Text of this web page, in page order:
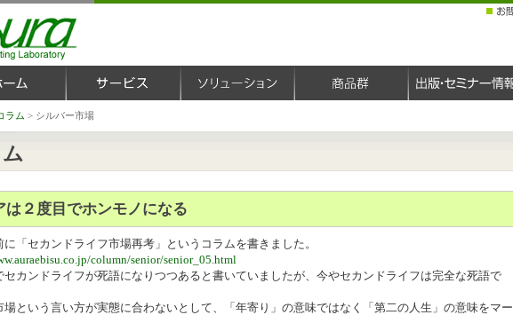
ラム > シルバー市場
は２度目でホンモノになる
に「セカンドライフ市場再考」というコラムを書きました。
column/senior/senior_05.html
セカンドライフが死語になりつつあると書いていましたが、今やセカンドライフは完全な死語で
場という言い方が実態に合わないとして、「年寄り」の意味ではなく「第二の人生」の意味をマー